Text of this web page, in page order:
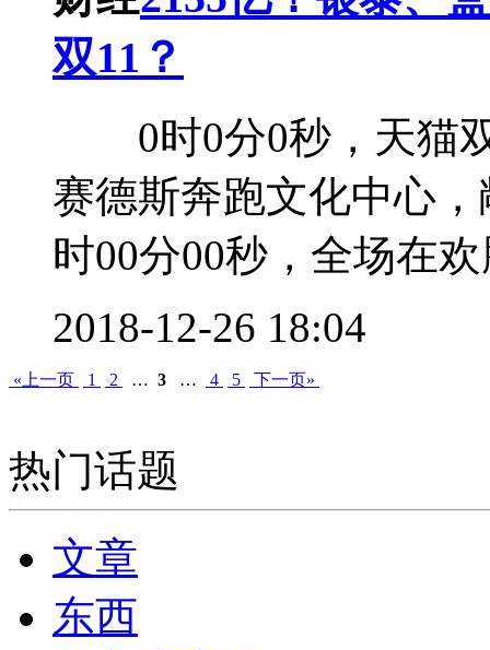
双11？
0时0分0秒，天猫双
赛德斯奔跑文化中心
时00分00秒，全场在
2018-12-26 18:04
«上一页 1 2 … 3 … 4 5 下一页»
热门话题
文章
东西